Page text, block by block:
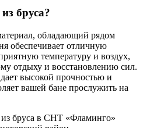
бруса?
обладающий рядом
обеспечивает отличную
температуру и воздух,
отдыху и восстановлению сил.
высокой прочностью и
вашей бане прослужить на